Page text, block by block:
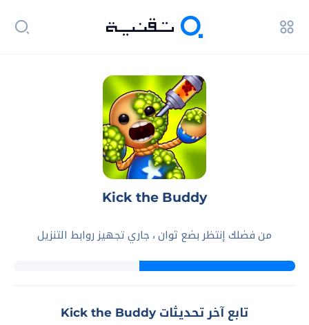
Kick the Buddy
من فضلك إنتظر بضع ثوان ، جاري تجهيز روابط التنزيل
تابع آخر تحديثات Kick the Buddy